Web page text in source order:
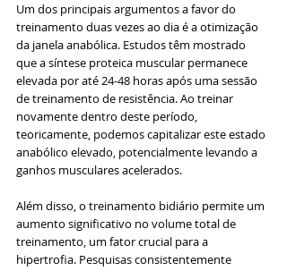
Um dos principais argumentos a favor do
treinamento duas vezes ao dia é a otimização
da janela anabólica. Estudos têm mostrado
que a síntese proteica muscular permanece
elevada por até 24-48 horas após uma sessão
de treinamento de resistência. Ao treinar
novamente dentro deste período,
teoricamente, podemos capitalizar este estado
anabólico elevado, potencialmente levando a
ganhos musculares acelerados.
Além disso, o treinamento bidiário permite um
aumento significativo no volume total de
treinamento, um fator crucial para a
hipertrofia. Pesquisas consistentemente